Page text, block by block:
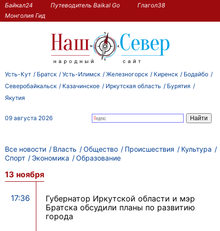
Байкал24 Путеводитель Baikal Go
Глагол38
Монголия Гид
Усть-Кут Братск Усть-Илимск Железногорск Киренск
Бодайбо
Северобайкальск
Казачинское Иркутская область
Бурятия
Якутия
09 августа 2026
Все новости Власть Общество Происшествия
Культура
Спорт
Экономика Образование
13 ноября
17:36
Губернатор Иркутской области и мэр
Братска обсудили планы по развитию
города